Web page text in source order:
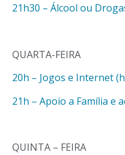
21h30 – Álcool ou
QUARTA-FEIRA
20h – Jogos e Internet
21h – Apoio a Família e
QUINTA – FEIRA